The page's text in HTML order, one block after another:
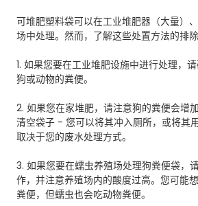
可堆肥塑料袋可以在工业堆肥器（大量）
场中处理。然而，了解这些处置方法的排除
1. 如果您要在工业堆肥设施中进行处理，
狗或动物的粪便。
2. 如果您在家堆肥，请注意狗的粪便会增
清空袋子 - 您可以将其冲入厕所，或将其
取决于您的废水处理方式。
3. 如果您要在蠕虫养殖场处理狗粪便袋，
作，并注意养殖场内的酸度过高。您可能
粪便，但蠕虫也会吃动物粪便。